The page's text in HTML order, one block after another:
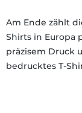
Am Ende zählt
Shirts in Europa
präzisem Druck
bedrucktes T-